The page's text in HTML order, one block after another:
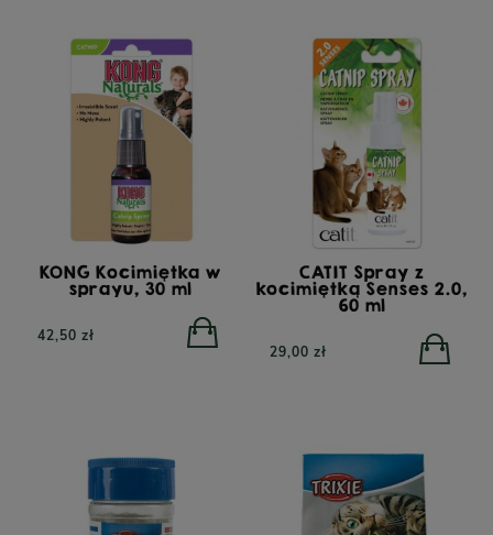
KONG Kocimiętka w
sprayu, 30 ml
42,50 zł
CATIT Spray z
kocimiętką Senses 2.0,
60 ml
29,00 zł